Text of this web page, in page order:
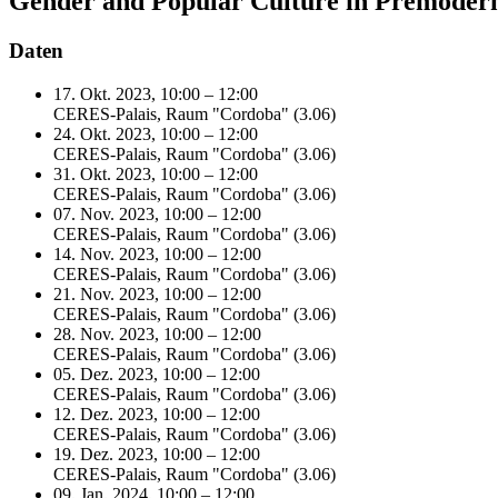
Daten
17. Okt. 2023, 10:00 – 12:00
CERES-Palais, Raum "Cordoba" (3.06)
24. Okt. 2023, 10:00 – 12:00
CERES-Palais, Raum "Cordoba" (3.06)
31. Okt. 2023, 10:00 – 12:00
CERES-Palais, Raum "Cordoba" (3.06)
07. Nov. 2023, 10:00 – 12:00
CERES-Palais, Raum "Cordoba" (3.06)
14. Nov. 2023, 10:00 – 12:00
CERES-Palais, Raum "Cordoba" (3.06)
21. Nov. 2023, 10:00 – 12:00
CERES-Palais, Raum "Cordoba" (3.06)
28. Nov. 2023, 10:00 – 12:00
CERES-Palais, Raum "Cordoba" (3.06)
05. Dez. 2023, 10:00 – 12:00
CERES-Palais, Raum "Cordoba" (3.06)
12. Dez. 2023, 10:00 – 12:00
CERES-Palais, Raum "Cordoba" (3.06)
19. Dez. 2023, 10:00 – 12:00
CERES-Palais, Raum "Cordoba" (3.06)
09. Jan. 2024, 10:00 – 12:00